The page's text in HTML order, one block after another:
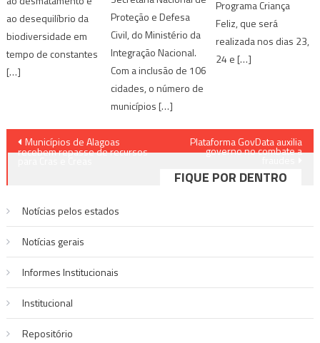
ao desequilíbrio da
biodiversidade em
tempo de constantes
[…]
Proteção e Defesa
Civil, do Ministério da
Integração Nacional.
Com a inclusão de 106
cidades, o número de
municípios […]
Programa Criança
Feliz, que será
realizada nos dias 23,
24 e […]
Navegação
Municípios de Alagoas
recebem repasse de recursos
Plataforma GovData auxilia
governo no combate a
FIQUE POR DENTRO
Notícias pelos estados
Notí­cias gerais
Informes Institucionais
Institucional
Repositório